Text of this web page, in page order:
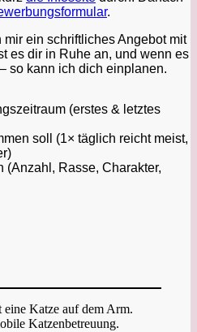
.
ein schriftliches Angebot mit
es dir in Ruhe an, und wenn es
so kann ich dich einplanen.
(erstes & letztes
soll (1× täglich reicht meist,
(Anzahl, Rasse, Charakter,